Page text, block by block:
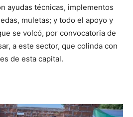
ayudas técnicas, implementos
muletas; y todo el apoyo y
se volcó, por convocatoria de
a este sector, que colinda con
de esta capital.